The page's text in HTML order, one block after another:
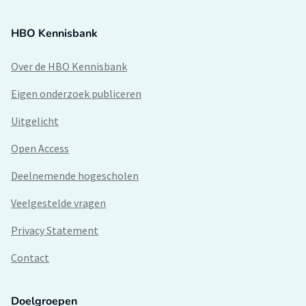
HBO Kennisbank
Over de HBO Kennisbank
Eigen onderzoek publiceren
Uitgelicht
Open Access
Deelnemende hogescholen
Veelgestelde vragen
Privacy Statement
Contact
Doelgroepen